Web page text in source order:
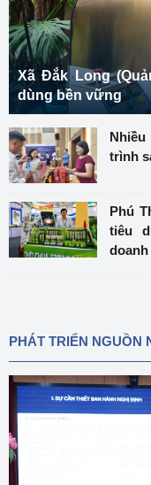
Xã Đắk Long
dùng bền vững
trình
Phú
tiêu
PHÁT TRIỂN NGUỒN